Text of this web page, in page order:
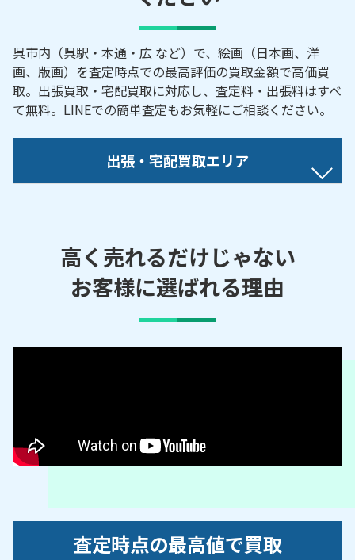
呉市内（呉駅・本通・広 など）で、絵画（日本画、洋
画、版画）を査定時点での最高評価の買取金額で高価買
取。出張買取・宅配買取に対応し、査定料・出張料はすべ
て無料。LINEでの簡単査定もお気軽にご相談ください。
出張・宅配買取エリア
木町／江原町／大山町／押込／音戸町／海岸／蒲刈
町／上内神町／上長迫町／上二河町／上畑町／上平
原町／上山田町／狩留賀町／川尻町／神原町／北塩
屋町／倉橋町／警固屋／郷原町／郷町／幸町／三条
／西川原石町／西塩屋町／西鹿田／西惣付町／西辰
川／西谷町／西中央／西畑町／西三津田町／野呂山
／本通／本町／望地町／的場／溝路町／南辰川町／
高く売れるだけじゃない
お客様に選ばれる理由
査定時点の最高値で買取